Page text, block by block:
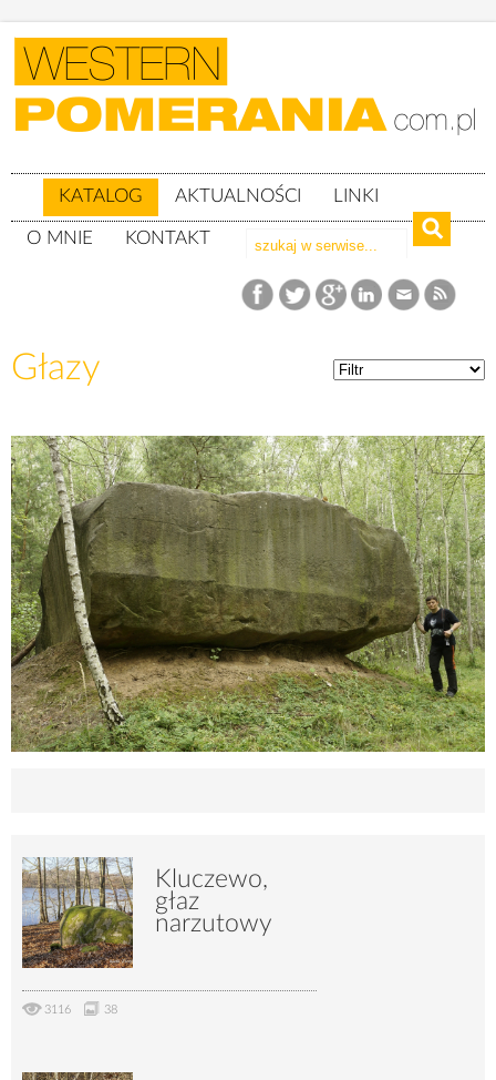
KATALOG AKTUALNOŚCI LINKI
O MNIE KONTAKT
Katalog Głazy
Głazy
Kluczewo,
głaz
narzutowy
3116 38